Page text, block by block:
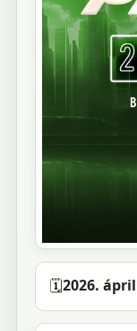
🗓️2026.